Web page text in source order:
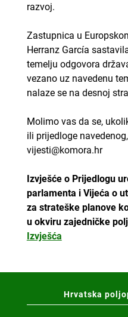
razvoj.
Zastupnica u
Herranz García
temelju odgovora
vezano uz navedenu
nalaze se na desnoj
Molimo vas da se,
ili prijedloge
vijesti@komora.hr
Izvješće o Prijedlogu
parlamenta i Vijeća o
za strateške planove
u okviru zajedničke
Izvješća
Hrvatska